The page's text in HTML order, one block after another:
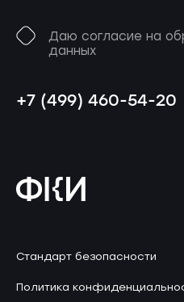
Даю согласие на
данных
+7 (499) 460-54-20
Стандарт безопасности
Политика